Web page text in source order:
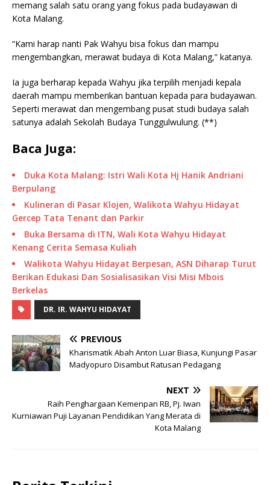
memang salah satu orang yang fokus pada budayawan di
Kota Malang.
“Kami harap nanti Pak Wahyu bisa fokus dan mampu
mengembangkan, merawat budaya di Kota Malang,” katanya.
Ia juga berharap kepada Wahyu jika terpilih menjadi kepala
daerah mampu memberikan bantuan kepada para budayawan.
Seperti merawat dan mengembang pusat studi budaya salah
satunya adalah Sekolah Budaya Tunggulwulung. (**)
Baca Juga:
Duka Kota Malang: Istri Wali Kota Hj Hanik Andriani
Berpulang
Kulineran di Pasar Klojen, Walikota Wahyu Hidayat
Gercep Tata Tenant dan Parkir
Buka Bersama di ITN, Wali Kota Wahyu Hidayat
Kenang Cerita Semasa Kuliah
Walikota Wahyu Hidayat Berpesan, ASN Diharap Turut
Berikan Edukasi Dan Sosialisasikan Visi Misi Mbois
Berkelas
DR. IR. WAHYU HIDAYAT
PREVIOUS
Kharismatik Abah Anton Luar Biasa, Kunjungi Pasar
Madyopuro Disambut Ratusan Pedagang
NEXT
Raih Penghargaan Kemenpan RB, Pj. Iwan
Kurniawan Puji Layanan Pendidikan Yang Merata di
Kota Malang